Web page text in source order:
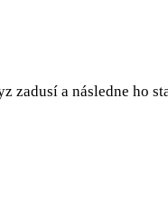
a následne ho